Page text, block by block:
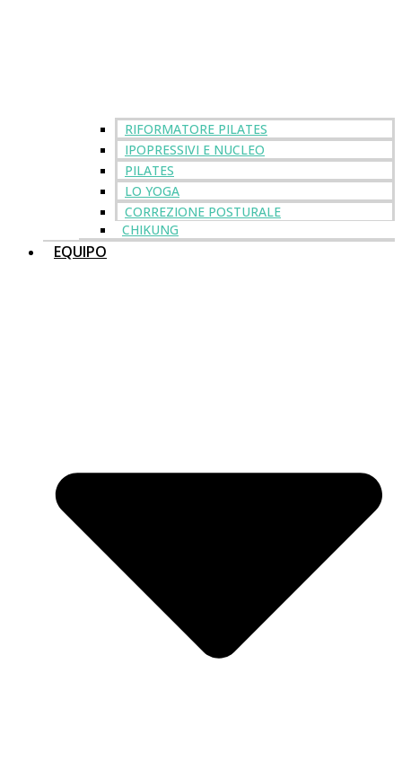
RIFORMATORE PILATES
IPOPRESSIVI E NUCLEO
PILATES
LO YOGA
CORREZIONE POSTURALE
CHIKUNG
EQUIPO